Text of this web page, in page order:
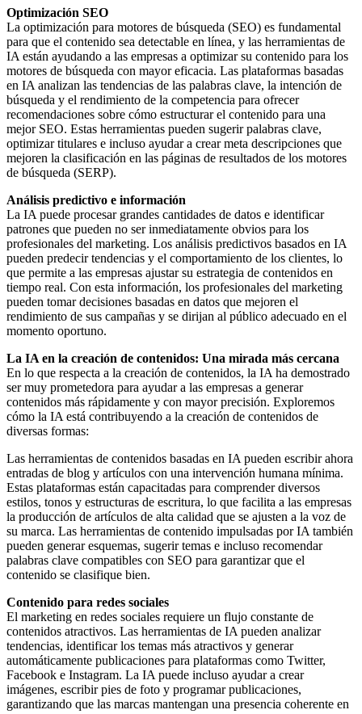
Optimización SEO
La optimización para motores de búsqueda (SEO) es fundamental
para que el contenido sea detectable en línea, y las herramientas de
IA están ayudando a las empresas a optimizar su contenido para los
motores de búsqueda con mayor eficacia. Las plataformas basadas
en IA analizan las tendencias de las palabras clave, la intención de
búsqueda y el rendimiento de la competencia para ofrecer
recomendaciones sobre cómo estructurar el contenido para una
mejor SEO. Estas herramientas pueden sugerir palabras clave,
optimizar titulares e incluso ayudar a crear meta descripciones que
mejoren la clasificación en las páginas de resultados de los motores
de búsqueda (SERP).
Análisis predictivo e información
La IA puede procesar grandes cantidades de datos e identificar
patrones que pueden no ser inmediatamente obvios para los
profesionales del marketing. Los análisis predictivos basados en IA
pueden predecir tendencias y el comportamiento de los clientes, lo
que permite a las empresas ajustar su estrategia de contenidos en
tiempo real. Con esta información, los profesionales del marketing
pueden tomar decisiones basadas en datos que mejoren el
rendimiento de sus campañas y se dirijan al público adecuado en el
momento oportuno.
La IA en la creación de contenidos: Una mirada más cercana
En lo que respecta a la creación de contenidos, la IA ha demostrado
ser muy prometedora para ayudar a las empresas a generar
contenidos más rápidamente y con mayor precisión. Exploremos
cómo la IA está contribuyendo a la creación de contenidos de
diversas formas:
Las herramientas de contenidos basadas en IA pueden escribir ahora
entradas de blog y artículos con una intervención humana mínima.
Estas plataformas están capacitadas para comprender diversos
estilos, tonos y estructuras de escritura, lo que facilita a las empresas
la producción de artículos de alta calidad que se ajusten a la voz de
su marca. Las herramientas de contenido impulsadas por IA también
pueden generar esquemas, sugerir temas e incluso recomendar
palabras clave compatibles con SEO para garantizar que el
contenido se clasifique bien.
Contenido para redes sociales
El marketing en redes sociales requiere un flujo constante de
contenidos atractivos. Las herramientas de IA pueden analizar
tendencias, identificar los temas más atractivos y generar
automáticamente publicaciones para plataformas como Twitter,
Facebook e Instagram. La IA puede incluso ayudar a crear
imágenes, escribir pies de foto y programar publicaciones,
garantizando que las marcas mantengan una presencia coherente en